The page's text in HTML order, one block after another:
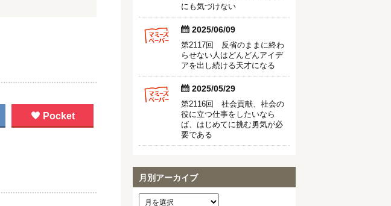
 Pocket
にも気づけない
  2025/06/09
第2117回 反省のままに終わ
らせない人はどんどんアイデ
アを出し続ける天才になる
  2025/05/29
第2116回 社会貢献、社会の
役に立つ仕事をしたいなら
ば、はじめてに挑む勇気が必
要である
月別アーカイブ